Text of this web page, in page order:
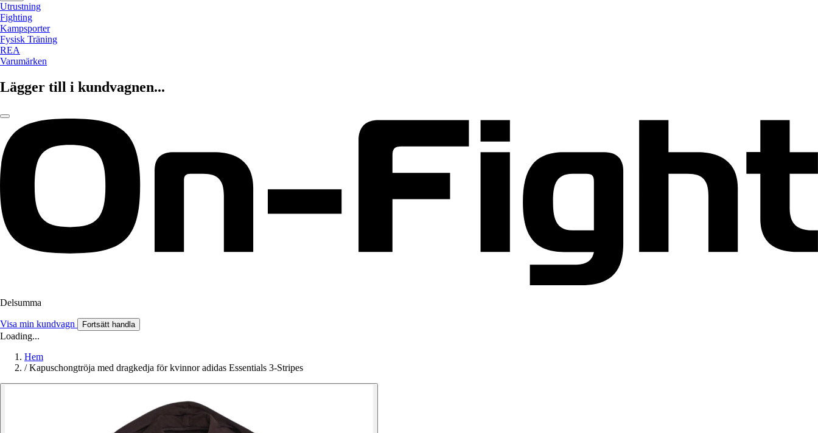
Utrustning
Fighting
Kampsporter
Fysisk Träning
REA
Varumärken
Lägger till i kundvagnen...
Delsumma
Visa min kundvagn Fortsätt handla
Loading...
Hem
/ Kapuschongtröja med dragkedja för kvinnor adidas Essentials 3-Stripes